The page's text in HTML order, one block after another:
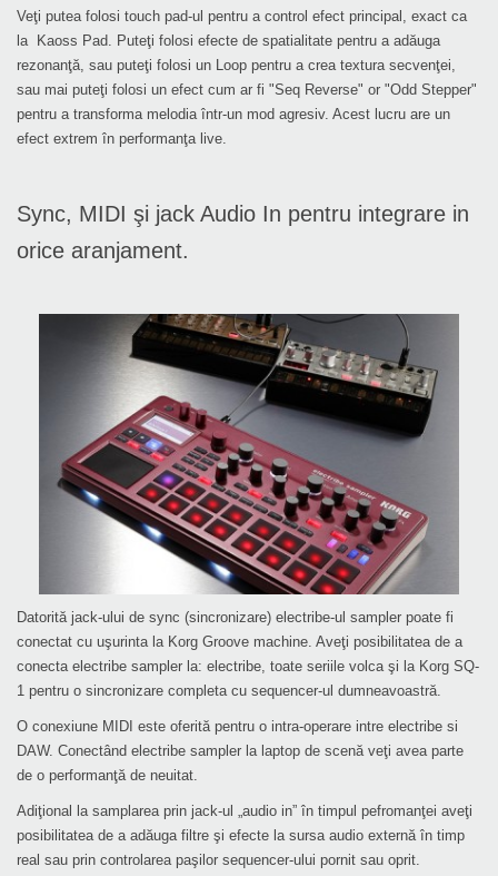
Veţi putea folosi touch pad-ul pentru a control efect principal, exact ca
la Kaoss Pad. Puteţi folosi efecte de spatialitate pentru a adăuga
rezonanţă, sau puteţi folosi un Loop pentru a crea textura secvenţei,
sau mai puteţi folosi un efect cum ar fi "Seq Reverse" or "Odd Stepper"
pentru a transforma melodia într-un mod agresiv. Acest lucru are un
efect extrem în performanţa live.
Sync, MIDI şi jack Audio In pentru integrare in
orice aranjament.
Datorită jack-ului de sync (sincronizare) electribe-ul sampler poate fi
conectat cu uşurinta la Korg Groove machine. Aveţi posibilitatea de a
conecta electribe sampler la: electribe, toate seriile volca şi la Korg SQ-
1 pentru o sincronizare completa cu sequencer-ul dumneavoastră.
O conexiune MIDI este oferită pentru o intra-operare intre electribe si
DAW. Conectând electribe sampler la laptop de scenă veţi avea parte
de o performanţă de neuitat.
Adiţional la samplarea prin jack-ul „audio in” în timpul pefromanţei aveţi
posibilitatea de a adăuga filtre şi efecte la sursa audio externă în timp
real sau prin controlarea paşilor sequencer-ului pornit sau oprit.